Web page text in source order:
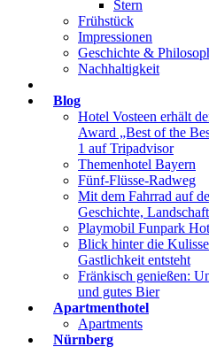
Stern
Frühstück
Impressionen
Geschichte &
Nachhaltigkeit
Blog
Hotel Vosteen erhält
Award „Best of the
1 auf Tripadvisor
Themenhotel Bayern
Fünf-Flüsse-Radweg
Mit dem Fahrrad auf
Geschichte,
Playmobil Funpark
Blick hinter die
Gastlichkeit entsteht
Fränkisch genießen:
und gutes Bier
Apartmenthotel
Apartments
Nürnberg